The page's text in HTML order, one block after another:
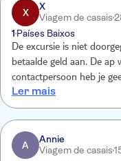
X
X
Viagem de casais
1 Países Baixos
De excursie is niet
betaalde geld aan. De ap
contactpersoon heb je
kun je nergens terecht
Ler mais
A
Annie
Viagem de casais